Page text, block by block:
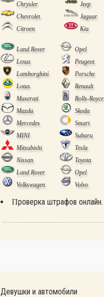
Chrysler
Jeep
Chevrolet
Jaguar
Citroen
Kia
Land Rover
Opel
Lexus
Peugeot
Lamborghini
Porsche
Lotus
Renault
Maserati
Rolls-Royce
Mazda
Skoda
Mercedes
Smart
MINI
Subaru
Mitsubishi
Tesla
Nissan
Toyota
Land Rover
Opel
Volkswagen
Volvo
Проверка штрафов онлайн.
Девушки и автомобили